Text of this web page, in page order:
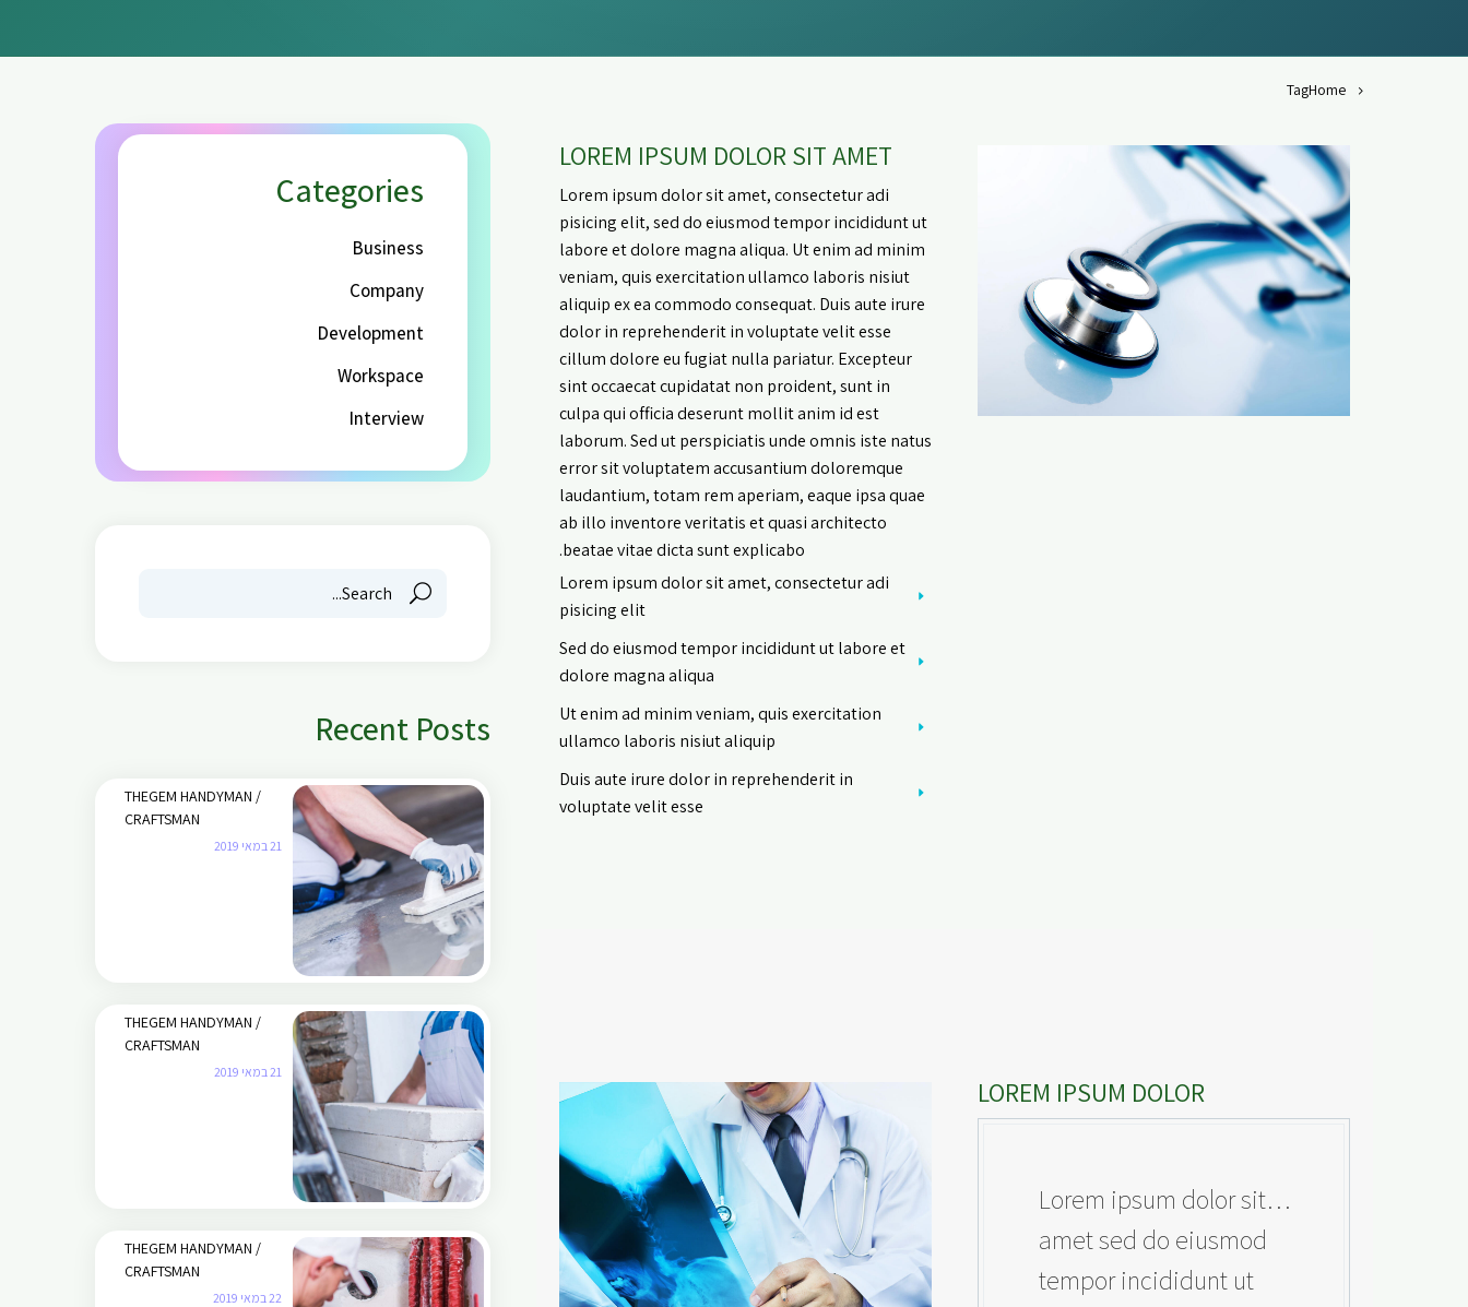
Home
Tag
LOREM IPSUM DOLOR SIT AMET
Lorem ipsum dolor sit amet, consectetur adi
pisicing elit, sed do eiusmod tempor incididunt ut
labore et dolore magna aliqua. Ut enim ad minim
veniam, quis exercitation ullamco laboris nisiut
aliquip ex ea commodo consequat. Duis aute irure
dolor in reprehenderit in voluptate velit esse
cillum dolore eu fugiat nulla pariatur. Excepteur
sint occaecat cupidatat non proident, sunt in
culpa qui officia deserunt mollit anim id est
laborum. Sed ut perspiciatis unde omnis iste natus
error sit voluptatem accusantium doloremque
laudantium, totam rem aperiam, eaque ipsa quae
ab illo inventore veritatis et quasi architecto
beatae vitae dicta sunt explicabo.
Lorem ipsum dolor sit amet, consectetur adi
pisicing elit
Sed do eiusmod tempor incididunt ut labore et
dolore magna aliqua
Ut enim ad minim veniam, quis exercitation
ullamco laboris nisiut aliquip
Duis aute irure dolor in reprehenderit in
voluptate velit esse
LOREM IPSUM DOLOR
…Lorem ipsum dolor sit
amet sed do eiusmod
tempor incididunt ut
Categories
Business
Company
Development
Workspace
Interview
Recent Posts
THEGEM HANDYMAN /
CRAFTSMAN
21 במאי 2019
THEGEM HANDYMAN /
CRAFTSMAN
21 במאי 2019
THEGEM HANDYMAN /
CRAFTSMAN
22 במאי 2019